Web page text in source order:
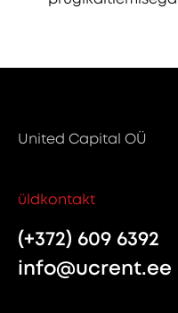
United Capital OÜ
üldkontakt
(+372) 609 6392
info@ucrent.ee